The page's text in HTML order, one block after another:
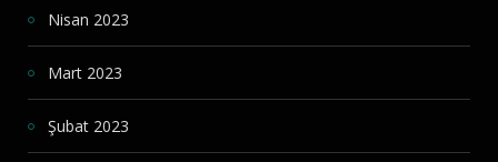
Nisan 2023
Mart 2023
Şubat 2023